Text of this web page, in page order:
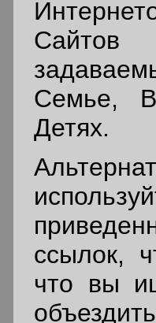
Семье,
Детях.
ссылок,
что вы